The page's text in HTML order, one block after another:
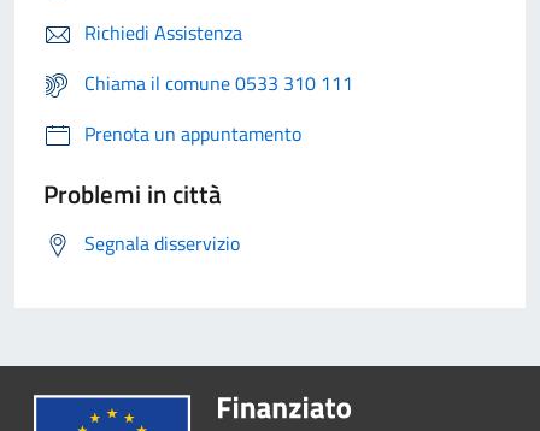
Richiedi Assistenza
Chiama il comune 0533 310 111
Prenota un appuntamento
Problemi in città
Segnala disservizio